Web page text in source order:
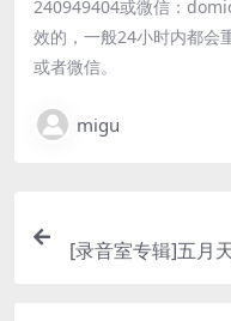
240949404或微信：
效的，一般24小时内都会
或者微信。
migu
[录音室专辑]五月